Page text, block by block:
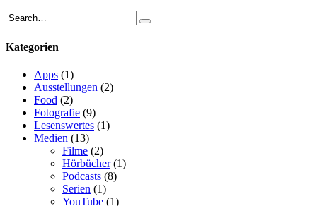
Kategorien
Apps (1)
Ausstellungen (2)
Food (2)
Fotografie (9)
Lesenswertes (1)
Medien (13)
Filme (2)
Hörbücher(1)
Podcasts (8)
Serien (1)
YouTube (1)